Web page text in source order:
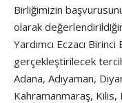
Birliğimizin
olarak
Yardımcı Eczacı
gerçekleştirilecek
Adana, Adıyaman,
Kahramanmaraş, Kilis,